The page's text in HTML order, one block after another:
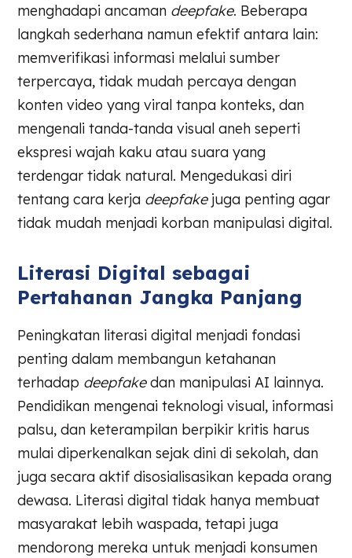
menghadapi ancaman deepfake. Beberapa
langkah sederhana namun efektif antara lain:
memverifikasi informasi melalui sumber
terpercaya, tidak mudah percaya dengan
konten video yang viral tanpa konteks, dan
mengenali tanda-tanda visual aneh seperti
ekspresi wajah kaku atau suara yang
terdengar tidak natural. Mengedukasi diri
tentang cara kerja deepfakejuga penting agar
tidak mudah menjadi korban manipulasi digital.
Literasi Digital sebagai
Pertahanan Jangka Panjang
Peningkatan literasi digital menjadi fondasi
penting dalam membangun ketahanan
terhadap deepfakedan manipulasi AI lainnya.
Pendidikan mengenai teknologi visual, informasi
palsu, dan keterampilan berpikir kritis harus
mulai diperkenalkan sejak dini di sekolah, dan
juga secara aktif disosialisasikan kepada orang
dewasa. Literasi digital tidak hanya membuat
masyarakat lebih waspada, tetapi juga
mendorong mereka untuk menjadi konsumen